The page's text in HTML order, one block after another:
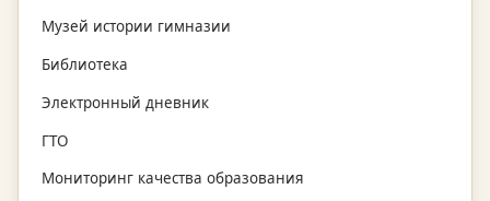
Музей истории гимназии
Библиотека
Электронный дневник
ГТО
Мониторинг качества образования